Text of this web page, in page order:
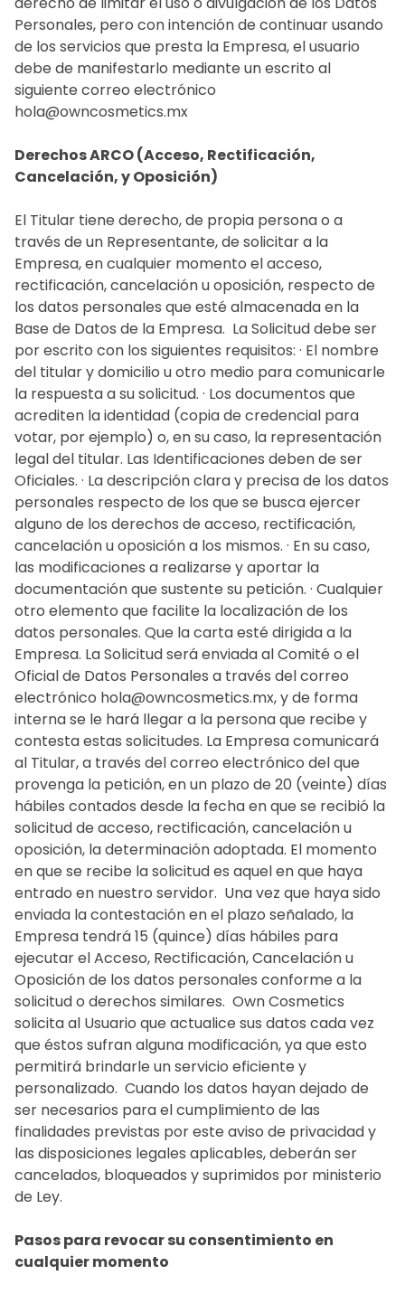
Personales, pero con intención de continuar usando
de los servicios que presta la Empresa, el usuario
debe de manifestarlo mediante un escrito al
siguiente correo electrónico
hola@owncosmetics.mx
Derechos ARCO (Acceso, Rectificación,
Cancelación, y Oposición)
El Titular tiene derecho, de propia persona o a
través de un Representante, de solicitar a la
Empresa, en cualquier momento el acceso,
rectificación, cancelación u oposición, respecto de
los datos personales que esté almacenada en la
Base de Datos de la Empresa. ‍ La Solicitud debe ser
por escrito con los siguientes requisitos: · El nombre
del titular y domicilio u otro medio para comunicarle
la respuesta a su solicitud. · Los documentos que
acrediten la identidad (copia de credencial para
votar, por ejemplo) o, en su caso, la representación
legal del titular. Las Identificaciones deben de ser
Oficiales. · La descripción clara y precisa de los datos
personales respecto de los que se busca ejercer
alguno de los derechos de acceso, rectificación,
cancelación u oposición a los mismos. · En su caso,
las modificaciones a realizarse y aportar la
documentación que sustente su petición. · Cualquier
otro elemento que facilite la localización de los
datos personales. Que la carta esté dirigida a la
Empresa. La Solicitud será enviada al Comité o el
Oficial de Datos Personales a través del correo
electrónico hola@owncosmetics.mx, y de forma
interna se le hará llegar a la persona que recibe y
contesta estas solicitudes. La Empresa comunicará
al Titular, a través del correo electrónico del que
provenga la petición, en un plazo de 20 (veinte) días
hábiles contados desde la fecha en que se recibió la
solicitud de acceso, rectificación, cancelación u
oposición, la determinación adoptada. El momento
en que se recibe la solicitud es aquel en que haya
entrado en nuestro servidor. ‍ Una vez que haya sido
enviada la contestación en el plazo señalado, la
Empresa tendrá 15 (quince) días hábiles para
ejecutar el Acceso, Rectificación, Cancelación u
Oposición de los datos personales conforme a la
solicitud o derechos similares. ‍ Own Cosmetics
solicita al Usuario que actualice sus datos cada vez
que éstos sufran alguna modificación, ya que esto
permitirá brindarle un servicio eficiente y
personalizado. ‍ Cuando los datos hayan dejado de
ser necesarios para el cumplimiento de las
finalidades previstas por este aviso de privacidad y
las disposiciones legales aplicables, deberán ser
cancelados, bloqueados y suprimidos por ministerio
de Ley.
Pasos para revocar su consentimiento en
cualquier momento